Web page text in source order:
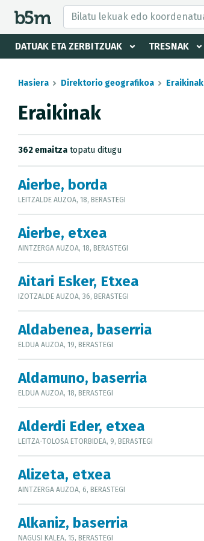
DATUAK ETA ZERBITZUAK TRESNAK
eta direktorioa izkutatu
Hasiera Direktorio geografikoa Eraikinak
Eraikinak
362 emaitza topatu ditugu
Aierbe, borda
LEITZALDE AUZOA, 18, BERASTEGI
Aierbe, etxea
AINTZERGA AUZOA, 18, BERASTEGI
Aitari Esker, Etxea
IZOTZALDE AUZOA, 36, BERASTEGI
Aldabenea, baserria
ELDUA AUZOA, 19, BERASTEGI
Aldamuno, baserria
ELDUA AUZOA, 18, BERASTEGI
Alderdi Eder, etxea
LEITZA-TOLOSA ETORBIDEA, 9, BERASTEGI
Alizeta, etxea
AINTZERGA AUZOA, 6, BERASTEGI
Alkaniz, baserria
NAGUSI KALEA, 15, BERASTEGI